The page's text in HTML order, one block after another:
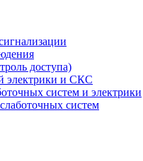
доступа)
электрики и СКС
систем и электрики
систем